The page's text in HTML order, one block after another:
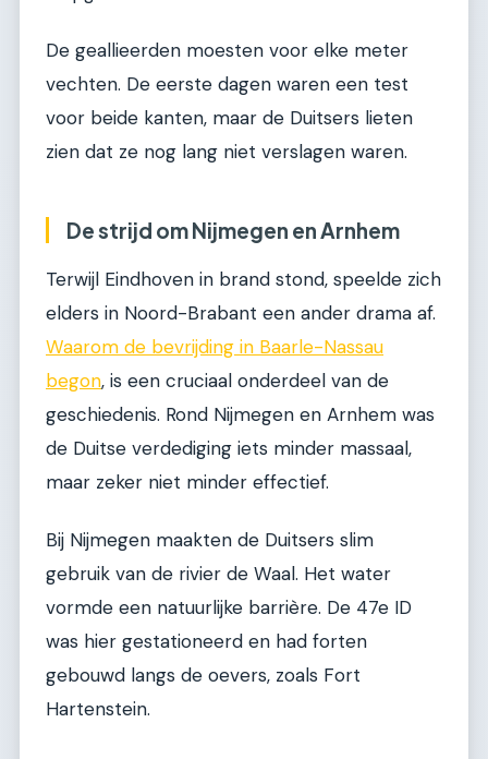
De geallieerden moesten voor elke meter
vechten. De eerste dagen waren een test
voor beide kanten, maar de Duitsers lieten
zien dat ze nog lang niet verslagen waren.
De strijd om Nijmegen en Arnhem
Terwijl Eindhoven in brand stond, speelde zich
elders in Noord-Brabant een ander drama af.
Waarom de bevrijding in Baarle-Nassau
begon, is een cruciaal onderdeel van de
geschiedenis. Rond Nijmegen en Arnhem was
de Duitse verdediging iets minder massaal,
maar zeker niet minder effectief.
Bij Nijmegen maakten de Duitsers slim
gebruik van de rivier de Waal. Het water
vormde een natuurlijke barrière. De 47e ID
was hier gestationeerd en had forten
gebouwd langs de oevers, zoals Fort
Hartenstein.